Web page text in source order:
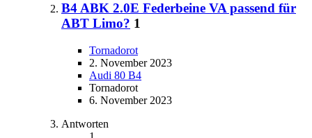
B4 ABK 2.0E Federbeine VA passend für
ABT Limo? 1
Tornadorot
2. November 2023
Audi 80 B4
Tornadorot
6. November 2023
Antworten